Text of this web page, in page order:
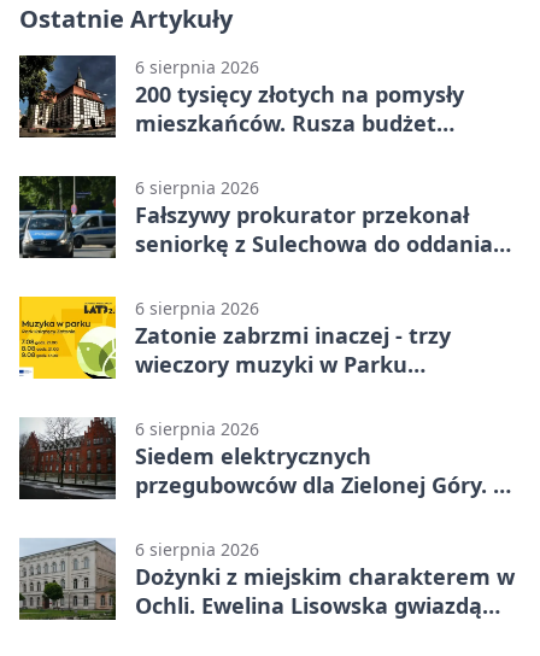
Ostatnie Artykuły
6 sierpnia 2026
200 tysięcy złotych na pomysły
mieszkańców. Rusza budżet
6 sierpnia 2026
Fałszywy prokurator przekonał
seniorkę z Sulechowa do oddania
6 sierpnia 2026
Zatonie zabrzmi inaczej - trzy
wieczory muzyki w Parku
6 sierpnia 2026
Siedem elektrycznych
przegubowców dla Zielonej Góry. To
6 sierpnia 2026
Dożynki z miejskim charakterem w
Ochli. Ewelina Lisowska gwiazdą